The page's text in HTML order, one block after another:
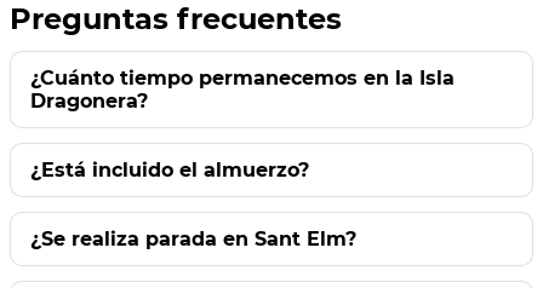
Preguntas frecuentes
¿Cuánto tiempo permanecemos en la Isla
Dragonera?
¿Está incluido el almuerzo?
¿Se realiza parada en Sant Elm?